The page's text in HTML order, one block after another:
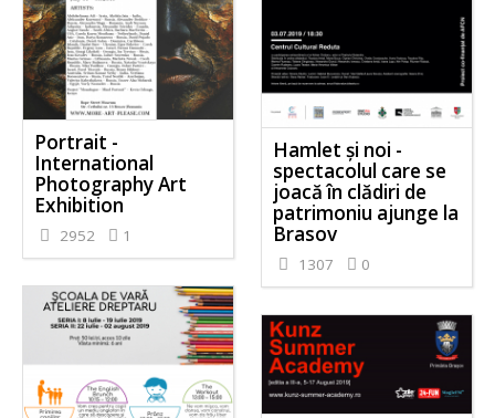
Hamlet și noi -
spectacolul care se
joacă în clădiri de
patrimoniu ajunge la
Brasov
1307 0
Portrait -
International
Photography Art
Exhibition
2952 1